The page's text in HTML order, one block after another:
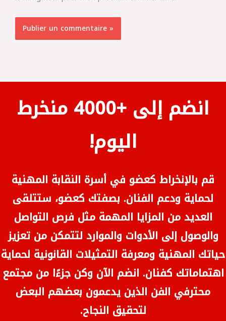
انضم إلى +4000 منخرط
اليوم!
قم بالإنخراط كعضو في أسرة النقابة المهنية
لحماية ودعم الفنان. بصفتك كعضو، ستتلقى
العديد من المزايا المهمة مثل فرص التواصل
والوصول إلى الأدوات والموارد لتتمكن من تعزيز
حياتك المهنية ومعرفة التمثيلات القانونية لحماية
اهتماماتك كفنان. انضم الآن وكن جزءًا من مجتمع
محترفي الفن الذين يدعمون بعضهم البعض
لتحقيق النجاح.